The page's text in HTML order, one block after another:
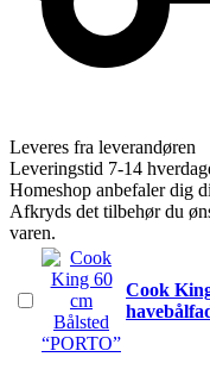
Leveres fra leverandøren
Leveringstid 7-14
Homeshop anbefaler dig
Afkryds det tilbehør du
varen.
Cook